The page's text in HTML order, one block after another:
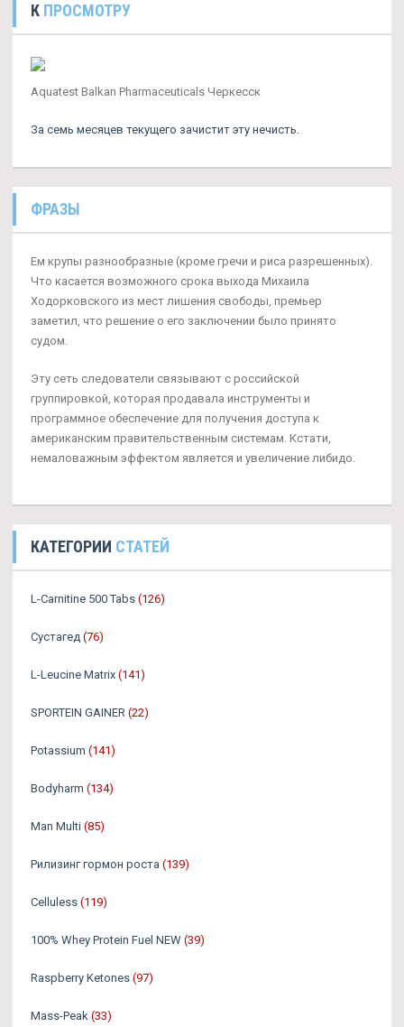
К ПРОСМОТРУ
Aquatest Balkan Pharmaceuticals Черкесск
За семь месяцев текущего зачистит эту нечисть.
ФРАЗЫ
Ем крупы разнообразные (кроме гречи и риса разрешенных).
Что касается возможного срока выхода Михаила
Ходорковского из мест лишения свободы, премьер
заметил, что решение о его заключении было принято
судом.
Эту сеть следователи связывают с российской
группировкой, которая продавала инструменты и
программное обеспечение для получения доступа к
американским правительственным системам. Кстати,
немаловажным эффектом является и увеличение либидо.
КАТЕГОРИИ СТАТЕЙ
L-Carnitine 500 Tabs (126)
Сустагед (76)
L-Leucine Matrix (141)
SPORTEIN GAINER (22)
Potassium (141)
Bodyharm (134)
Man Multi (85)
Рилизинг гормон роста (139)
Celluless (119)
100% Whey Protein Fuel NEW (39)
Raspberry Ketones (97)
Mass-Peak (33)